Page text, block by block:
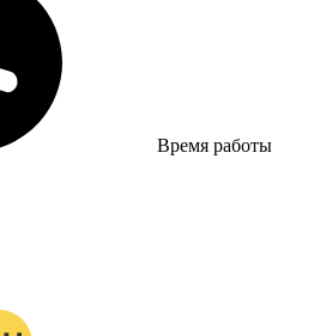
Время работы